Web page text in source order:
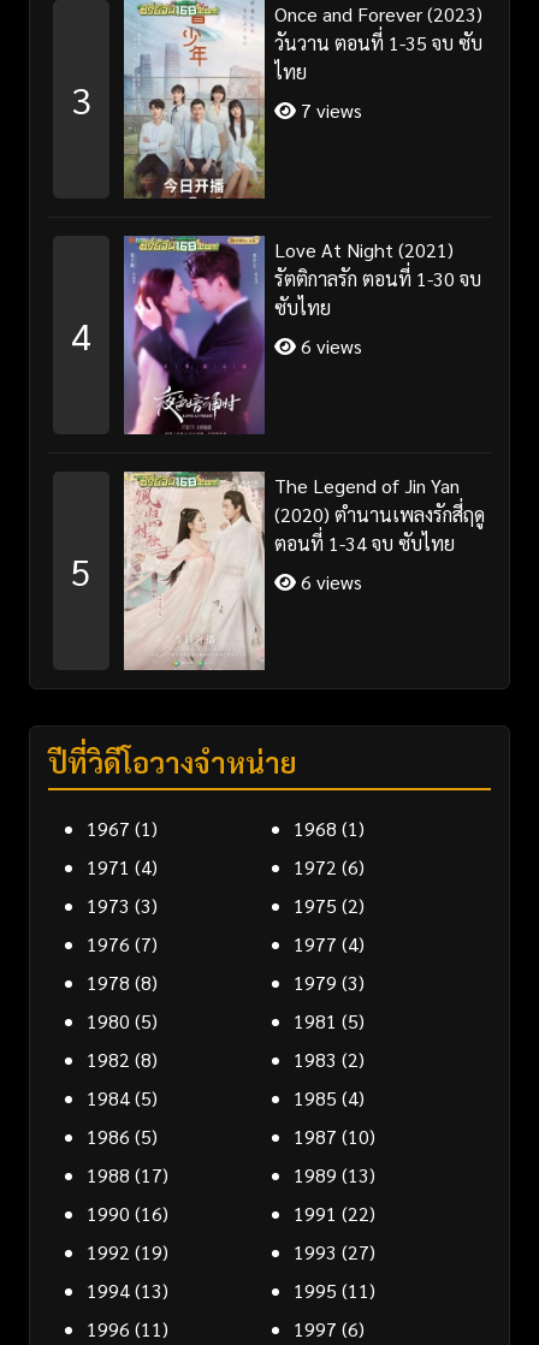
3
Once and Forever (2023)
วันวาน ตอนที่ 1-35 จบ ซับ
ไทย
7 views
4
Love At Night (2021)
รัตติกาลรัก ตอนที่ 1-30 จบ
ซับไทย
6 views
5
The Legend of Jin Yan
(2020) ตำนานเพลงรักสี่ฤดู
ตอนที่ 1-34 จบ ซับไทย
6 views
ปีที่วิดีโอวางจำหน่าย
1967 (1) 1968 (1)
1971 (4) 1972 (6)
1973 (3) 1975 (2)
1976 (7) 1977 (4)
1978 (8) 1979 (3)
1980 (5) 1981 (5)
1982 (8) 1983 (2)
1984(5) 1985 (4)
1986 (5) 1987 (10)
1988 (17) 1989 (13)
1990 (16) 1991 (22)
1992 (19) 1993 (27)
1994(13) 1995 (11)
1996 (11) 1997 (6)